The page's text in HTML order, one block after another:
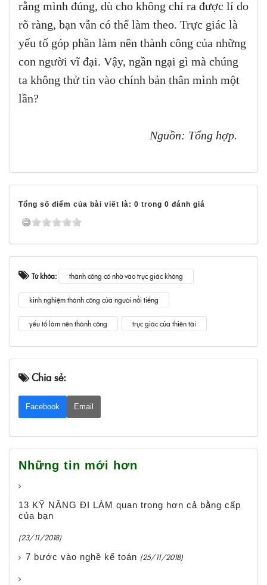
rằng mình đúng, dù cho không chỉ ra được lí do
rõ ràng, bạn vẫn có thể làm theo. Trực giác là
yếu tố góp phần làm nên thành công của những
con người vĩ đại. Vậy, ngần ngại gì mà chúng
ta không thử tin vào chính bản thân mình một
lần?
Nguồn: Tổng hợp.
Tổng số điểm của bài viết là: 0 trong 0 đánh giá
Từ khóa: thành công có nhờ vào trực giác không
kinh nghiệm thành công của người nổi tiếng
yếu tố làm nên thành công trực giác của thiên tài
Chia sẻ:
Facebook Email
Những tin mới hơn
13 KỸ NĂNG ĐI LÀM quan trọng hơn cả bằng cấp
của bạn
(23/11/2018)
7 bước vào nghề kế toán (25/11/2018)